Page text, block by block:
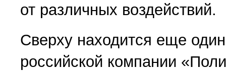
от различных воздействий.
Сверху находится еще
российской компании